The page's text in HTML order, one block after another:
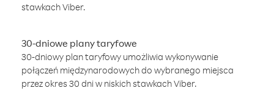
stawkach Viber.
30-dniowe plany taryfowe
30-dniowy plan taryfowy umożliwia wykonywanie
połączeń międzynarodowych do wybranego miejsca
przez okres 30 dni w niskich stawkach Viber.